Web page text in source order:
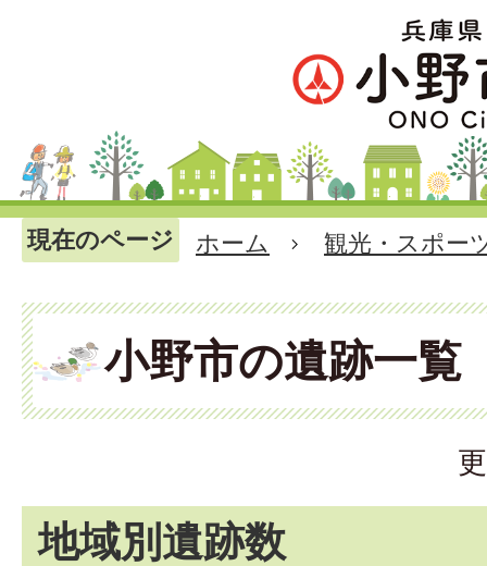
現在のページ ホーム 観光・スポー
小野市の遺跡一覧
地域別遺跡数